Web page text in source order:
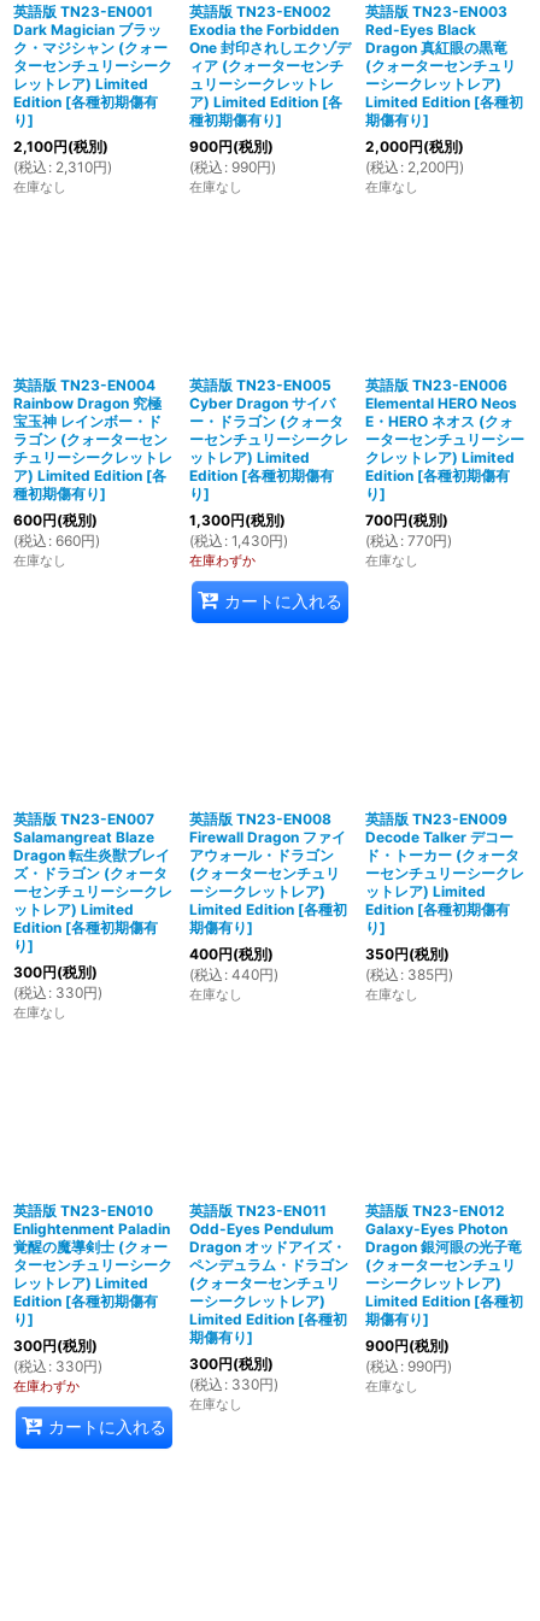
英語版 TN23-EN001
Dark Magician ブラッ
ク・マジシャン (クォー
ターセンチュリーシーク
レットレア) Limited
Edition [各種初期傷有
り]
2,100円(税別)
(税込 : 2,310円)
在庫なし
英語版 TN23-EN002
Exodia the Forbidden
One 封印されしエクゾデ
ィア (クォーターセンチ
ュリーシークレットレ
ア) Limited Edition [各
種初期傷有り]
900円(税別)
(税込 : 990円)
在庫なし
英語版 TN23-EN003
Red-Eyes Black
Dragon 真紅眼の黒竜
(クォーターセンチュリ
ーシークレットレア)
Limited Edition [各種初
期傷有り]
2,000円(税別)
(税込 : 2,200円)
在庫なし
英語版 TN23-EN004
Rainbow Dragon 究極
宝玉神 レインボー・ド
ラゴン (クォーターセン
チュリーシークレットレ
ア) Limited Edition [各
種初期傷有り]
600円(税別)
(税込 : 660円)
在庫なし
英語版 TN23-EN005
Cyber Dragon サイバ
ー・ドラゴン (クォータ
ーセンチュリーシークレ
ットレア) Limited
Edition [各種初期傷有
り]
1,300円(税別)
(税込 : 1,430円)
在庫わずか
カートに入れる
英語版 TN23-EN006
Elemental HERO Neos
E・HERO ネオス (クォ
ーターセンチュリーシー
クレットレア) Limited
Edition [各種初期傷有
り]
700円(税別)
(税込 : 770円)
在庫なし
英語版 TN23-EN007
Salamangreat Blaze
Dragon 転生炎獣ブレイ
ズ・ドラゴン (クォータ
ーセンチュリーシークレ
ットレア) Limited
Edition [各種初期傷有
り]
300円(税別)
(税込 : 330円)
在庫なし
英語版 TN23-EN008
Firewall Dragon ファイ
アウォール・ドラゴン
(クォーターセンチュリ
ーシークレットレア)
Limited Edition [各種初
期傷有り]
400円(税別)
(税込 : 440円)
在庫なし
英語版 TN23-EN009
Decode Talker デコー
ド・トーカー (クォータ
ーセンチュリーシークレ
ットレア) Limited
Edition [各種初期傷有
り]
350円(税別)
(税込 : 385円)
在庫なし
英語版 TN23-EN010
Enlightenment Paladin
覚醒の魔導剣士 (クォー
ターセンチュリーシーク
レットレア) Limited
Edition [各種初期傷有
り]
300円(税別)
(税込 : 330円)
在庫わずか
カートに入れる
英語版 TN23-EN011
Odd-Eyes Pendulum
Dragon オッドアイズ・
ペンデュラム・ドラゴン
(クォーターセンチュリ
ーシークレットレア)
Limited Edition [各種初
期傷有り]
300円(税別)
(税込 : 330円)
在庫なし
英語版 TN23-EN012
Galaxy-Eyes Photon
Dragon 銀河眼の光子竜
(クォーターセンチュリ
ーシークレットレア)
Limited Edition [各種初
期傷有り]
900円(税別)
(税込 : 990円)
在庫なし